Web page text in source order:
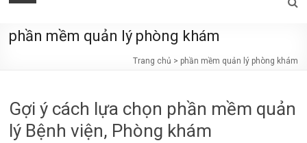
WE
Phần
mềm
quản
phần mềm quản lý phòng khám
Trang chủ > phần mềm quản lý phòng khám
Gợi ý cách lựa chọn phần mềm quản
lý Bệnh viện, Phòng khám